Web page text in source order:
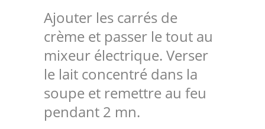
Ajouter les carrés de
crème et passer le tout au
mixeur électrique. Verser
le lait concentré dans la
soupe et remettre au feu
pendant 2 mn.